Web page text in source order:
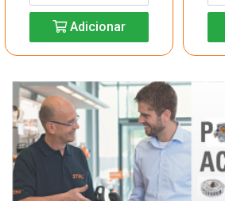
Adicionar